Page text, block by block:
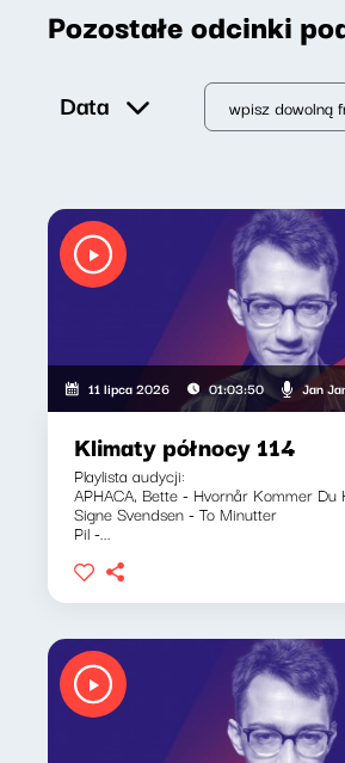
Pozostałe odcinki
Data
11 lipca 2026 01:03:50 Jan
Klimaty północy 114
Playlista audycji:
APHACA, Bette - Hvornår Kommer Du
Signe Svendsen - To Minutter
Pil -...